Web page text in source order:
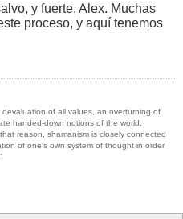
y fuerte, Alex. Muchas
proceso, y aquí tenemos
of all values, an overturning of
handed-down notions of the world,
reason, shamanism is closely connected
of one's own system of thought in order